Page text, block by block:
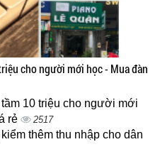
cho người mới học - Mua đàn
10 triệu cho người mới
rẻ
2517
thêm thu nhập cho dân